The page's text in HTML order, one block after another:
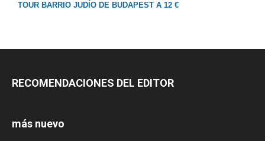
TOUR BARRIO JUDÍO DE BUDAPEST A 12 €
RECOMENDACIONES DEL EDITOR
más nuevo